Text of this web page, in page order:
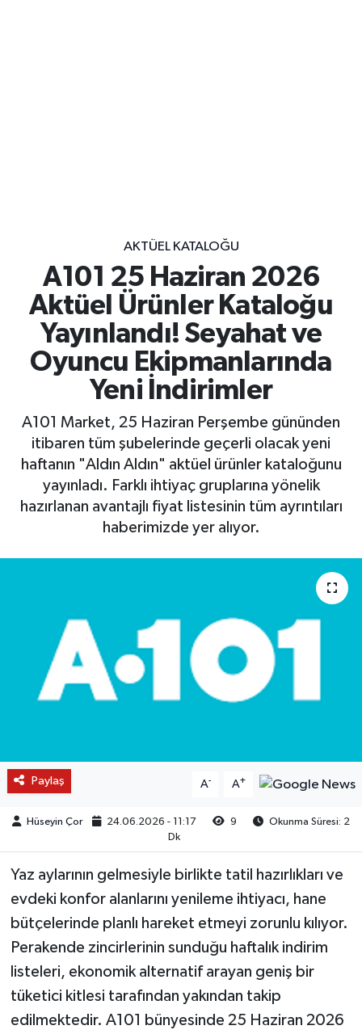
AKTÜEL KATALOĞU
A101 25 Haziran 2026
Aktüel Ürünler Kataloğu
Yayınlandı! Seyahat ve
Oyuncu Ekipmanlarında
Yeni İndirimler
A101 Market, 25 Haziran Perşembe gününden
itibaren tüm şubelerinde geçerli olacak yeni
haftanın "Aldın Aldın" aktüel ürünler kataloğunu
yayınladı. Farklı ihtiyaç gruplarına yönelik
hazırlanan avantajlı fiyat listesinin tüm ayrıntıları
haberimizde yer alıyor.
Paylaş A- A+
Hüseyin Çor 24.06.2026 - 11:17 9
Okunma Süresi: 2
Dk
Yaz aylarının gelmesiyle birlikte tatil hazırlıkları ve
evdeki konfor alanlarını yenileme ihtiyacı, hane
bütçelerinde planlı hareket etmeyi zorunlu kılıyor.
Perakende zincirlerinin sunduğu haftalık indirim
listeleri, ekonomik alternatif arayan geniş bir
tüketici kitlesi tarafından yakından takip
edilmektedir. A101 bünyesinde 25 Haziran 2026